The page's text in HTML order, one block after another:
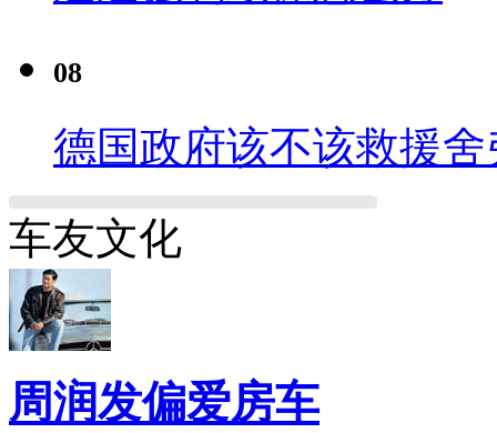
08
德国政府该不该救援舍
车友文化
周润发偏爱房车